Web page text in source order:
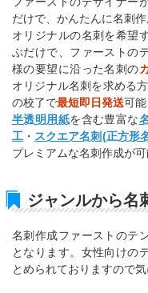
だけで、かんたんに名刺作
オリジナルの名刺を希望
ぶだけで、ファーストの
様の要望に沿った名刺の
オリジナル名刺を求める
の校了で最短即日発送可能
半透明用紙を含む豊富な
工 ・ スクエア名刺(正方形
プレミアムな名刺作成が可
ジャンルから名
名刺作成ファーストのテ
となります。女性向けの
とめられておりますので